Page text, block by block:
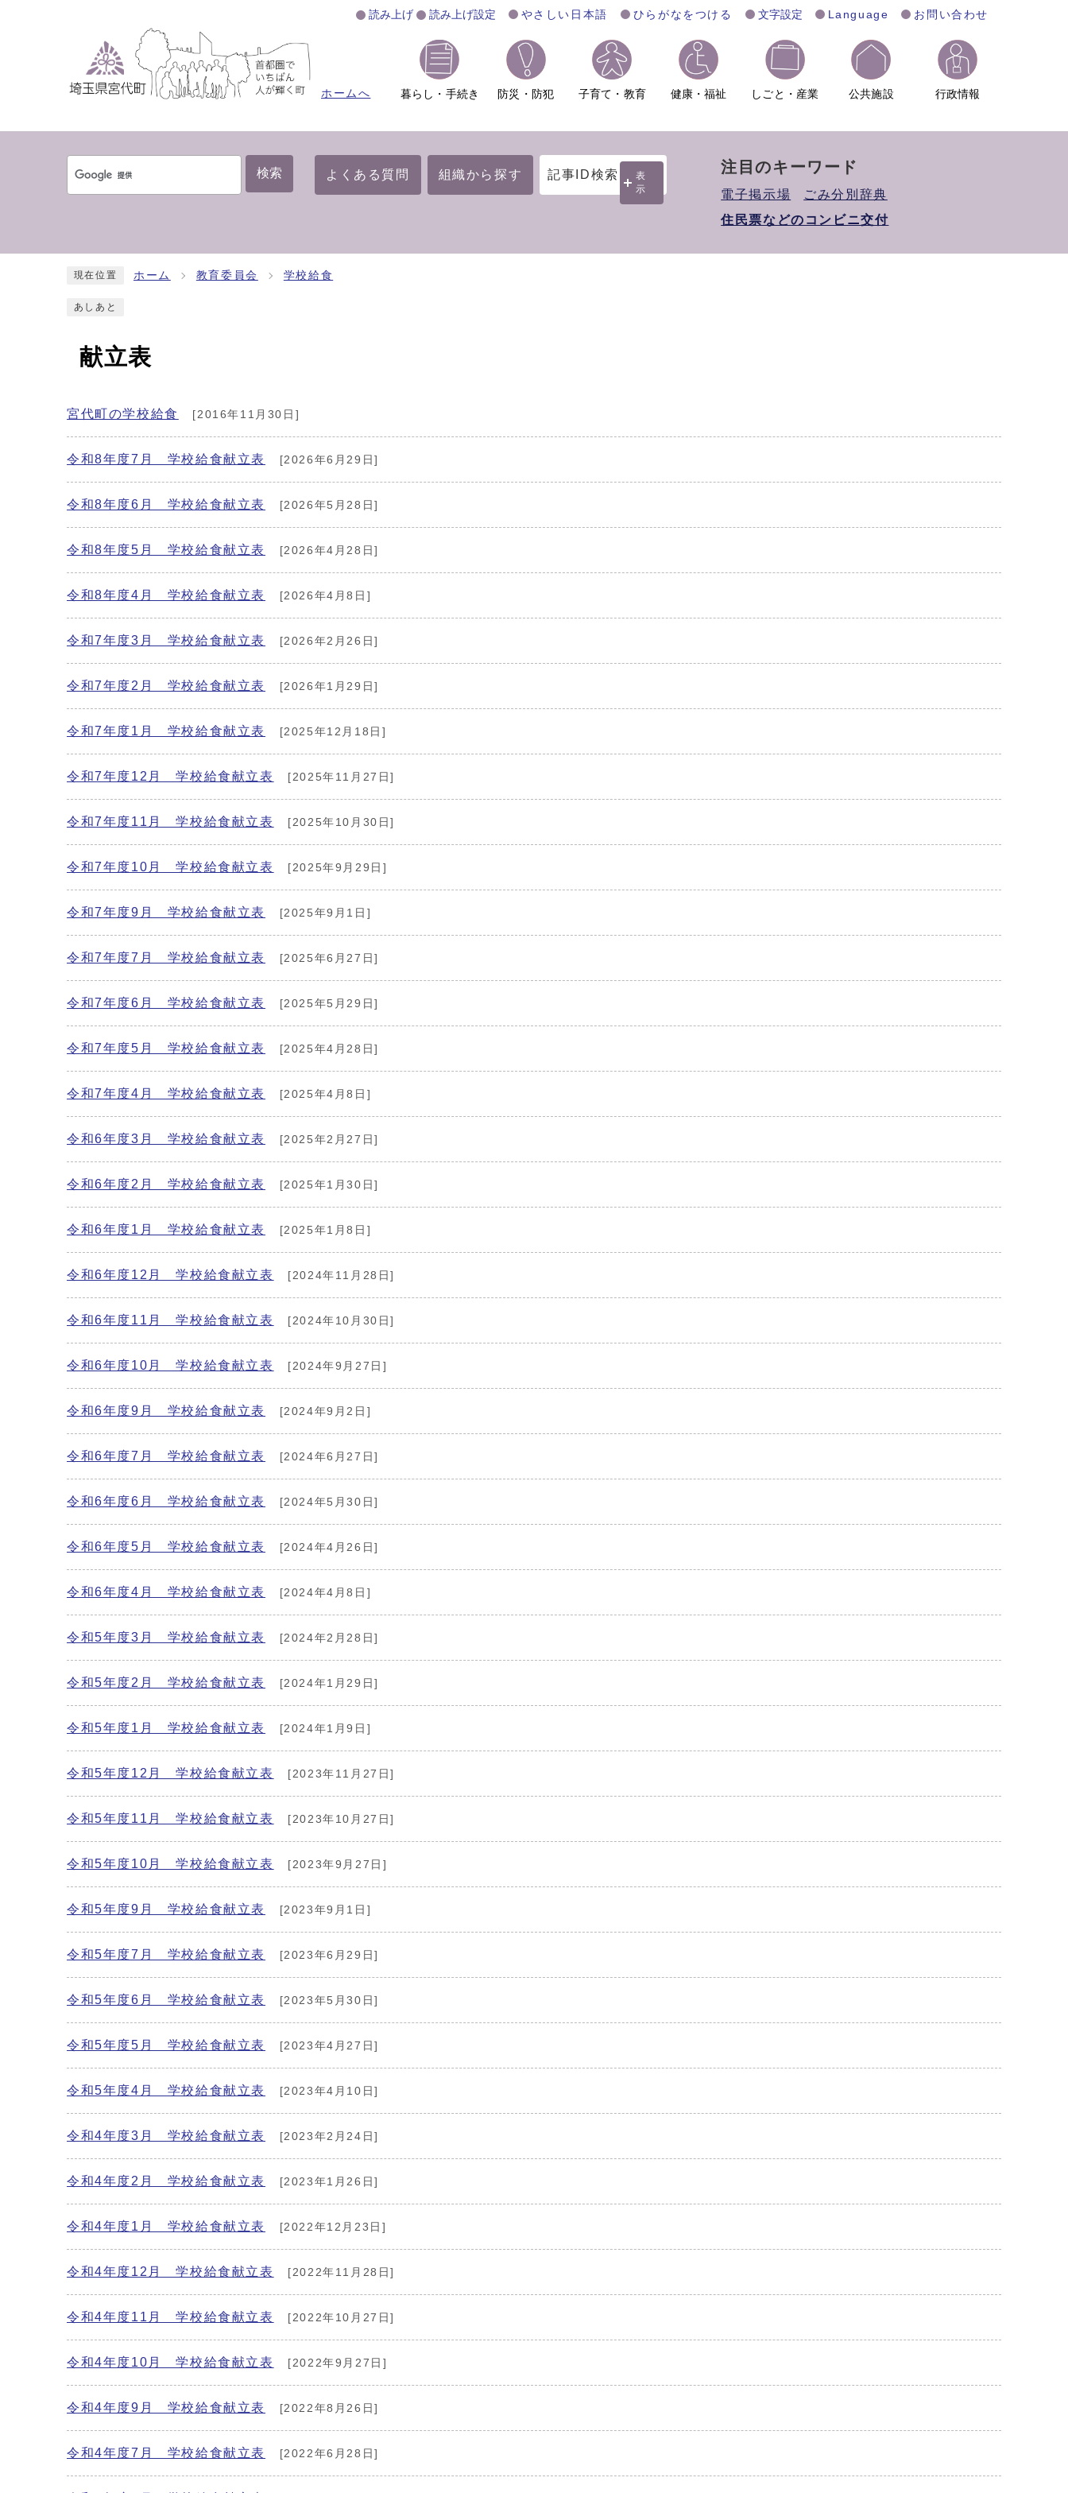
読み上げ 読み上げ設定 やさしい日本語 ひらがなをつける 文字設定 Language お問い合わせ
ホームへ 暮らし・手続き 防災・防犯 子育て・教育 健康・福祉 しごと・産業 公共施設 行政情報
検索 よくある質問 組織から探す 記事ID検索
表
示
注目のキーワード
電子掲示場
ごみ分別辞典
住民票などのコンビニ交付
現在位置 ホーム 教育委員会 学校給食
あしあと
献立表
宮代町の学校給食 [2016年11月30日]
令和8年度7月 学校給食献立表 [2026年6月29日]
令和8年度6月 学校給食献立表 [2026年5月28日]
令和8年度5月 学校給食献立表 [2026年4月28日]
令和8年度4月 学校給食献立表 [2026年4月8日]
令和7年度3月 学校給食献立表 [2026年2月26日]
令和7年度2月 学校給食献立表 [2026年1月29日]
令和7年度1月 学校給食献立表 [2025年12月18日]
令和7年度12月 学校給食献立表 [2025年11月27日]
令和7年度11月 学校給食献立表 [2025年10月30日]
令和7年度10月 学校給食献立表 [2025年9月29日]
令和7年度9月 学校給食献立表 [2025年9月1日]
令和7年度7月 学校給食献立表 [2025年6月27日]
令和7年度6月 学校給食献立表 [2025年5月29日]
令和7年度5月 学校給食献立表 [2025年4月28日]
令和7年度4月 学校給食献立表 [2025年4月8日]
令和6年度3月 学校給食献立表 [2025年2月27日]
令和6年度2月 学校給食献立表 [2025年1月30日]
令和6年度1月 学校給食献立表 [2025年1月8日]
令和6年度12月 学校給食献立表 [2024年11月28日]
令和6年度11月 学校給食献立表 [2024年10月30日]
令和6年度10月 学校給食献立表 [2024年9月27日]
令和6年度9月 学校給食献立表 [2024年9月2日]
令和6年度7月 学校給食献立表 [2024年6月27日]
令和6年度6月 学校給食献立表 [2024年5月30日]
令和6年度5月 学校給食献立表 [2024年4月26日]
令和6年度4月 学校給食献立表 [2024年4月8日]
令和5年度3月 学校給食献立表 [2024年2月28日]
令和5年度2月 学校給食献立表 [2024年1月29日]
令和5年度1月 学校給食献立表 [2024年1月9日]
令和5年度12月 学校給食献立表 [2023年11月27日]
令和5年度11月 学校給食献立表 [2023年10月27日]
令和5年度10月 学校給食献立表 [2023年9月27日]
令和5年度9月 学校給食献立表 [2023年9月1日]
令和5年度7月 学校給食献立表 [2023年6月29日]
令和5年度6月 学校給食献立表 [2023年5月30日]
令和5年度5月 学校給食献立表 [2023年4月27日]
令和5年度4月 学校給食献立表 [2023年4月10日]
令和4年度3月 学校給食献立表 [2023年2月24日]
令和4年度2月 学校給食献立表 [2023年1月26日]
令和4年度1月 学校給食献立表 [2022年12月23日]
令和4年度12月 学校給食献立表 [2022年11月28日]
令和4年度11月 学校給食献立表 [2022年10月27日]
令和4年度10月 学校給食献立表 [2022年9月27日]
令和4年度9月 学校給食献立表 [2022年8月26日]
令和4年度7月 学校給食献立表 [2022年6月28日]